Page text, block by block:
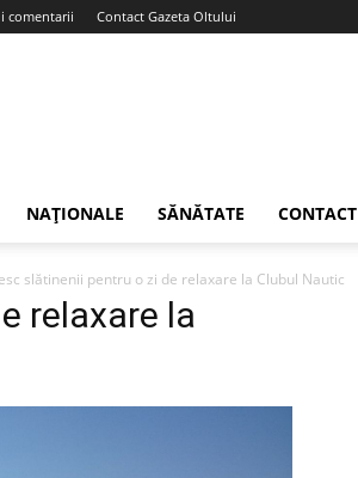
comentarii Contact Gazeta Oltului
NAȚIONALE SĂNĂTATE CONTACT
slătinenii pentru o zi de relaxare la Clubul Nautic
relaxare la